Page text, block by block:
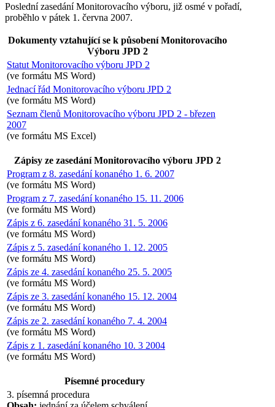
Poslední zasedání Monitorovacího výboru, již osmé v pořadí,
proběhlo v pátek 1. června 2007.
Dokumenty vztahující se k působení Monitorovacího
Výboru JPD 2
Statut Monitorovacího výboru JPD 2
(ve formátu MS Word)
Jednací řád Monitorovacího výboru JPD 2
(ve formátu MS Word)
Seznam členů Monitorovacího výboru JPD 2 - březen
2007
(ve formátu MS Excel)
Zápisy ze zasedání Monitorovacího výboru JPD 2
Program z 8. zasedání konaného 1. 6. 2007
(ve formátu MS Word)
Program z 7. zasedání konaného 15. 11. 2006
(ve formátu MS Word)
Zápis z 6. zasedání konaného 31. 5. 2006
(ve formátu MS Word)
Zápis z 5. zasedání konaného 1. 12. 2005
(ve formátu MS Word)
Zápis ze 4. zasedání konaného 25. 5. 2005
(ve formátu MS Word)
Zápis ze 3. zasedání konaného 15. 12. 2004
(ve formátu MS Word)
Zápis ze 2. zasedání konaného 7. 4. 2004
(ve formátu MS Word)
Zápis z 1. zasedání konaného 10. 3 2004
(ve formátu MS Word)
Písemné procedury
3. písemná procedura